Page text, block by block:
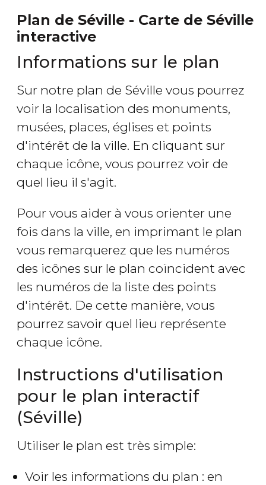
Plan de Séville - Carte de Séville
interactive
Informations sur le plan
Sur notre plan de Séville vous pourrez
voir la localisation des monuments,
musées, places, églises et points
d'intérêt de la ville. En cliquant sur
chaque icône, vous pourrez voir de
quel lieu il s'agit.
Pour vous aider à vous orienter une
fois dans la ville, en imprimant le plan
vous remarquerez que les numéros
des icônes sur le plan coïncident avec
les numéros de la liste des points
d'intérêt. De cette manière, vous
pourrez savoir quel lieu représente
chaque icône.
Instructions d'utilisation
pour le plan interactif
(Séville)
Utiliser le plan est très simple:
Voir les informations du plan : en